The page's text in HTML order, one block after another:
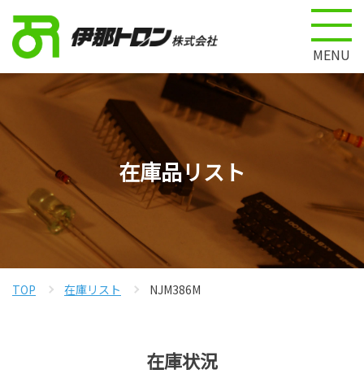
MENU
在庫品リスト
TOP 在庫リスト NJM386M
在庫状況